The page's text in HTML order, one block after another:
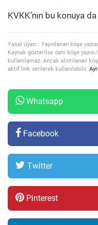
KVKK’nın bu konuya
Yasal Uyarı : Yayınlanan köşe
Kaynak gösterilse dahi köşe
kullanılamaz. Ancak alıntılanan
aktif link verilerek kullanılabilir.
Whatsapp
Facebook
Twitter
Pinterest